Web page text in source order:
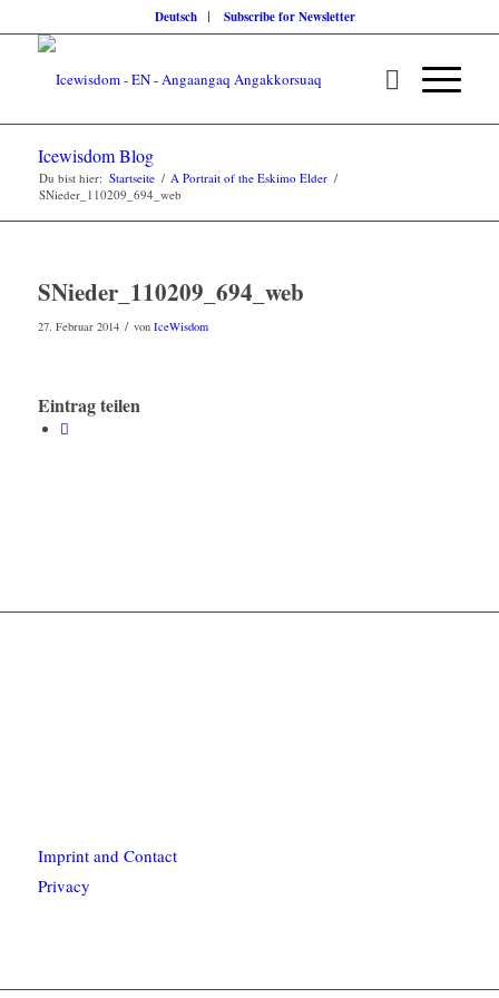
Deutsch Subscribe for Newsletter
Icewisdom Blog
Du bist hier: Startseite / A Portrait of the Eskimo Elder /
SNieder_110209_694_web
SNieder_110209_694_web
27. Februar 2014 / von IceWisdom
Eintrag teilen
Imprint and Contact
Privacy